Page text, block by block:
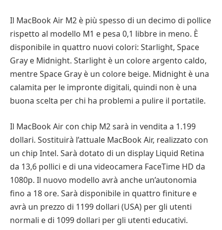
Il MacBook Air M2 è più spesso di un decimo di pollice
rispetto al modello M1 e pesa 0,1 libbre in meno. È
disponibile in quattro nuovi colori: Starlight, Space
Gray e Midnight. Starlight è un colore argento caldo,
mentre Space Gray è un colore beige. Midnight è una
calamita per le impronte digitali, quindi non è una
buona scelta per chi ha problemi a pulire il portatile.
Il MacBook Air con chip M2 sarà in vendita a 1.199
dollari. Sostituirà l’attuale MacBook Air, realizzato con
un chip Intel. Sarà dotato di un display Liquid Retina
da 13,6 pollici e di una videocamera FaceTime HD da
1080p. Il nuovo modello avrà anche un’autonomia
fino a 18 ore. Sarà disponibile in quattro finiture e
avrà un prezzo di 1199 dollari (USA) per gli utenti
normali e di 1099 dollari per gli utenti educativi.